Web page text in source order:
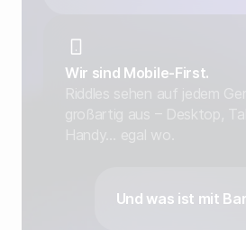
Wir sind Mobile-First.
Und was ist mit